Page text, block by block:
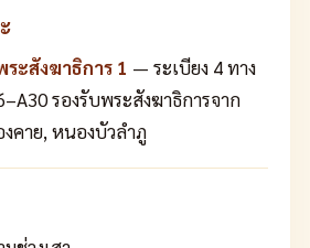
ะสังฆาธิการ 1 — ระเบียง 4 ทาง
รองรับพระสังฆาธิการจาก
คาย, หนองบัวลำภู